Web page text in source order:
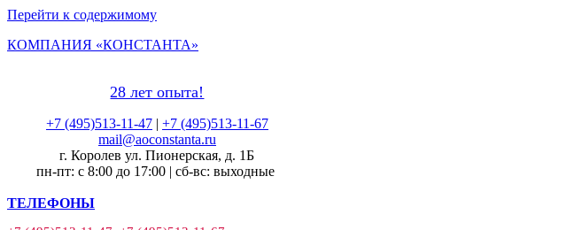
Перейти к содержимому
КОМПАНИЯ «КОНСТАНТА»
28 лет опыта!
+7 (495)513-11-47| +7 (495)513-11-67
mail@aoconstanta.ru
г. Королев ул. Пионерская, д. 1Б
пн-пт: с 8:00 до 17:00 | сб-вс: выходные
ТЕЛЕФОНЫ